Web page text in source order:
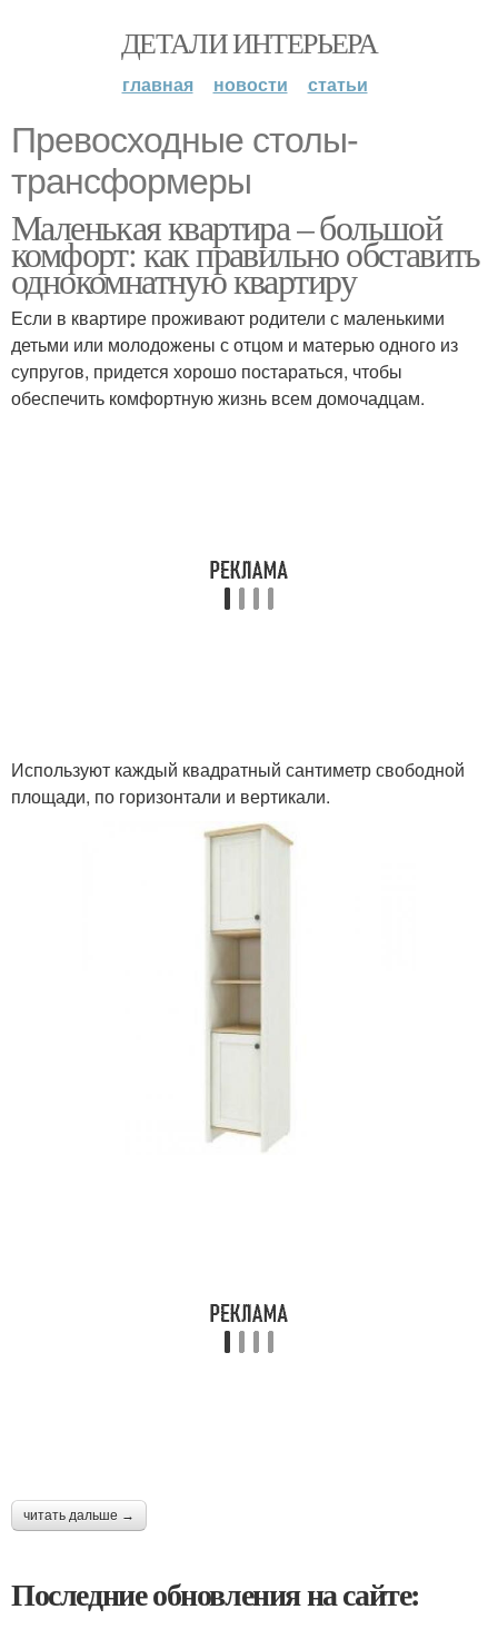
ДЕТАЛИ ИНТЕРЬЕРА
главная новости статьи
Превосходные столы-
трансформеры
Маленькая квартира – большой
комфорт: как правильно обставить
однокомнатную квартиру
Если в квартире проживают родители с маленькими
детьми или молодожены с отцом и матерью одного из
супругов, придется хорошо постараться, чтобы
обеспечить комфортную жизнь всем домочадцам.
Используют каждый квадратный сантиметр свободной
площади, по горизонтали и вертикали.
читать дальше →
Последние обновления на сайте: